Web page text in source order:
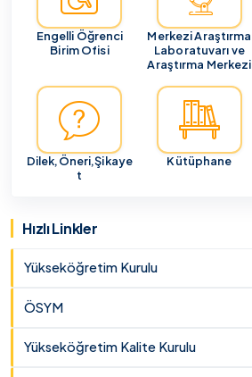
Engelli Öğrenci
Birim Ofisi
Merkezi Araştırma
Laboratuvarı ve
Araştırma Merkezi
Dilek,Öneri,Şikaye
t
Kütüphane
Hızlı Linkler
Yükseköğretim Kurulu
ÖSYM
Yükseköğretim Kalite Kurulu